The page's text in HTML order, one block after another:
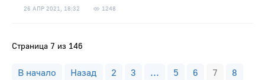
26 АПР 2021, 18:32 1248
Страница 7 из 146
В начало Назад 2 3 ... 5 6 7
8